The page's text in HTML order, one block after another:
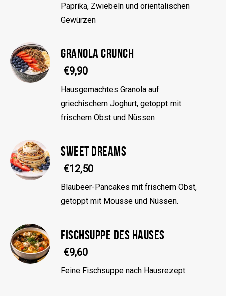
Paprika, Zwiebeln und orientalischen
Gewürzen
GRANOLA CRUNCH
€9,90
Hausgemachtes Granola auf
griechischem Joghurt, getoppt mit
frischem Obst und Nüssen
SWEET DREAMS
€12,50
Blaubeer-Pancakes mit frischem Obst,
getoppt mit Mousse und Nüssen.
FISCHSUPPE DES HAUSES
€9,60
Feine Fischsuppe nach Hausrezept